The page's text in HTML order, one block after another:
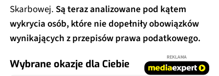
Skarbowej. Są teraz analizowane pod kątem
wykrycia osób, które nie dopełniły obowiązków
wynikających z przepisów prawa podatkowego.
Wybrane okazje dla Ciebie
REKLAMA